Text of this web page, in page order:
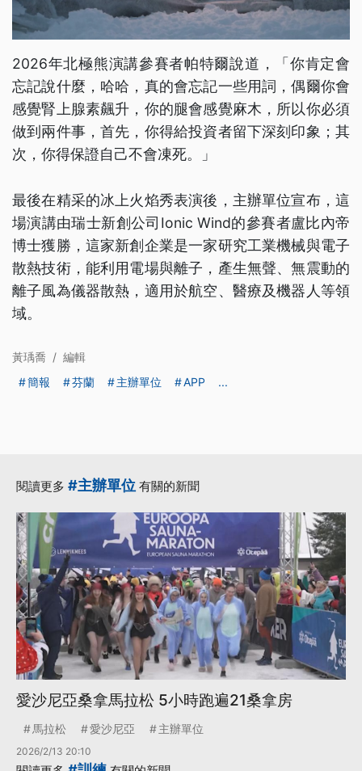
2026年北極熊演講參賽者帕特爾說道，「你肯定會
忘記說什麼，哈哈，真的會忘記一些用詞，偶爾你會
感覺腎上腺素飆升，你的腿會感覺麻木，所以你必須
做到兩件事，首先，你得給投資者留下深刻印象；其
次，你得保證自己不會凍死。」
最後在精采的冰上火焰秀表演後，主辦單位宣布，這
場演講由瑞士新創公司Ionic Wind的參賽者盧比內帝
博士獲勝，這家新創企業是一家研究工業機械與電子
散熱技術，能利用電場與離子，產生無聲、無震動的
離子風為儀器散熱，適用於航空、醫療及機器人等領
域。
黃瑀喬 / 編輯
簡報
芬蘭 主辦單位 APP ...
閱讀更多 #主辦單位 有關的新聞
愛沙尼亞桑拿馬拉松 5小時跑遍21桑拿房
馬拉松 愛沙尼亞 主辦單位
2026/2/13 20:10